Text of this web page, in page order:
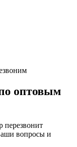
оптовым
перезвонит
вопросы и